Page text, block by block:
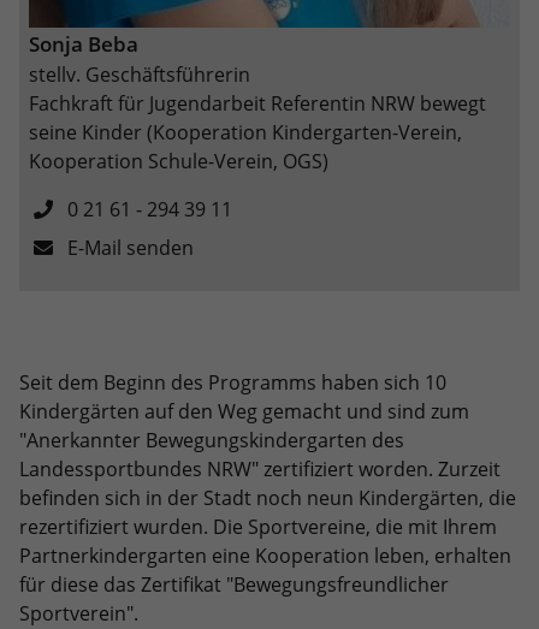
Sonja Beba
stellv. Geschäftsführerin
Fachkraft für Jugendarbeit Referentin NRW bewegt
seine Kinder (Kooperation Kindergarten-Verein,
Kooperation Schule-Verein, OGS)
0 21 61 - 294 39 11
E-Mail senden
Seit dem Beginn des Programms haben sich 10
Kindergärten auf den Weg gemacht und sind zum
"Anerkannter Bewegungskindergarten des
Landessportbundes NRW" zertifiziert worden. Zurzeit
befinden sich in der Stadt noch neun Kindergärten, die
rezertifiziert wurden. Die Sportvereine, die mit Ihrem
Partnerkindergarten eine Kooperation leben, erhalten
für diese das Zertifikat "Bewegungsfreundlicher
Sportverein".
eines Analyseberichts darüber, wie es
der Website geht. Die erhobenen Daten
Quelle, aus der sie stammen, und die
Seiten in anonymisierter Form.
Anbieter Google Analytics
Zweck
nach Alter, Geschlecht oder Interessen
und nutzt dazu den DoubleClick des
Google Tag Manager, um die gezielte
Anzeigenplatzierung zu vereinfachen.
Name _ga_4Y9PWC4DYT
Anbieter Google LLC